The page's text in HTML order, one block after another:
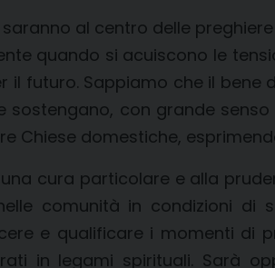
al centro delle
quando si acuiscono le
futuro. Sappiamo che il
con grande
Chiese domestiche,
cura particolare e alla
comunità in condizioni di
e qualificare i momenti di
in legami spirituali. Sarà